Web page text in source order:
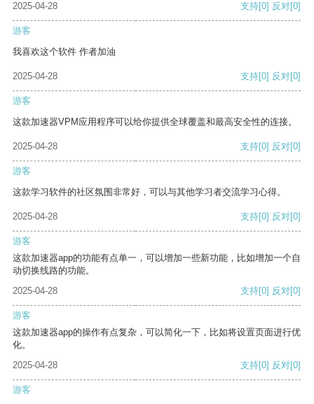
2025-04-28
支持[0] 反对[0]
游客
我喜欢这个软件 作者加油
2025-04-28 支持[0] 反对[0]
游客
这款加速器VPM应用程序可以给你提供全球覆盖和最高安全性的连接。
2025-04-28 支持[0] 反对[0]
游客
这款学习软件的社区氛围非常好，可以与其他学习者交流学习心得。
2025-04-28 支持[0] 反对[0]
游客
这款加速器app的功能有点单一，可以增加一些新功能，比如增加一个自
动切换线路的功能。
2025-04-28
支持[0] 反对[0]
游客
这款加速器app的操作有点复杂，可以简化一下，比如将设置页面进行优
化。
2025-04-28
支持[0] 反对[0]
游客